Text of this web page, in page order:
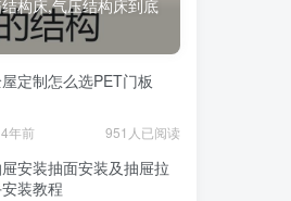
构床,气压结构床到底
定制怎么选PET门板
4年前 951人已阅读
安装抽面安装及抽屉拉
装教程